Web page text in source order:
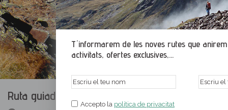
T´informarem de les noves rutes que
activitats, ofertes exclusives,...
Accepto la política de privacitat
Ruta guiada.